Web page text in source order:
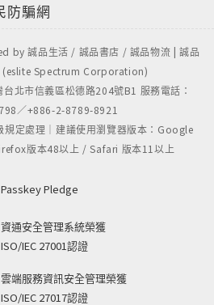
防騙網
by 誠品生活 / 誠品書店 / 誠品物流 | 誠品
(eslite Spectrum Corporation)
北市信義區松德路204號B1 服務電話：
／+886-2-8789-8921
規定處理｜建議使用瀏覽器版本：Google
版本48以上 / Safari 版本11以上
Passkey Pledge
資通安全管理系統榮獲
ISO/IEC 27001認證
雲端服務資訊安全管理榮獲
ISO/IEC 27017認證